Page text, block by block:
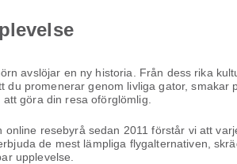
avslöjar en ny historia. Från dess rika
promenerar genom livliga gator, smakar
göra din resa oförglömlig.
resebyrå sedan 2011 förstår vi att
de mest lämpliga flygalternativen,
upplevelse.